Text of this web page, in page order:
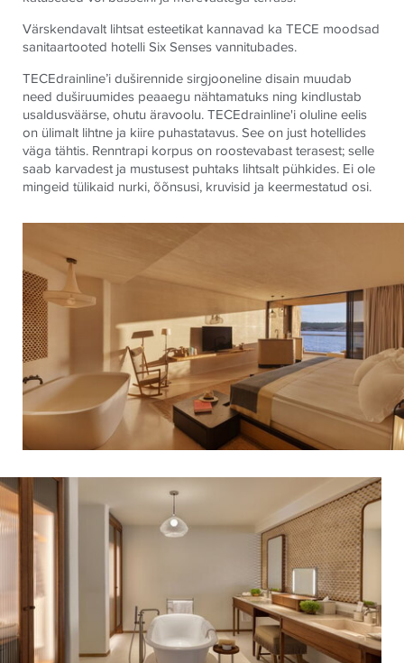
Värskendavalt lihtsat esteetikat kannavad ka TECE moodsad
sanitaartooted hotelli Six Senses vannitubades.
TECEdrainline’i duširennide sirgjooneline disain muudab
need duširuumides peaaegu nähtamatuks ning kindlustab
usaldusväärse, ohutu äravoolu.TECEdrainline'i oluline eelis
on ülimalt lihtne ja kiire puhastatavus. See on just hotellides
väga tähtis. Renntrapi korpus on roostevabast terasest; selle
saab karvadest ja mustusest puhtaks lihtsalt pühkides. Ei ole
mingeid tülikaid nurki, õõnsusi, kruvisid ja keermestatud osi.